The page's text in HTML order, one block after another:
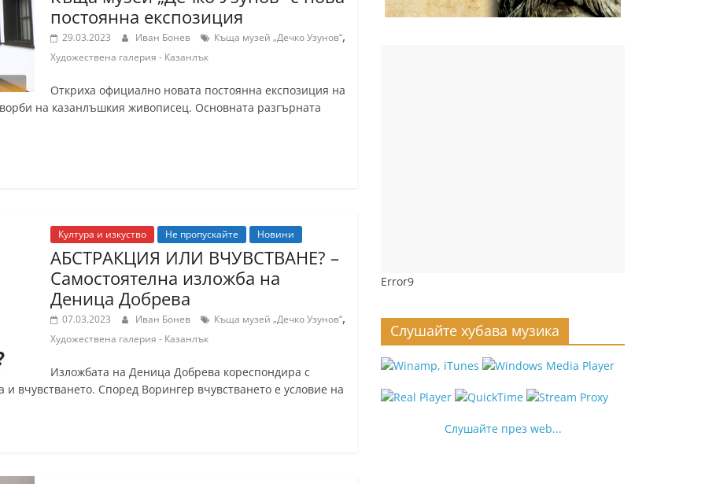
постоянна експозиция
29.03.2023 Иван Бонев Къща музей „Дечко Узунов“,
Художествена галерия - Казанлък
Откриха официално новата постоянна експозиция на
на казанлъшкия живописец. Основната разгърната
Култура и изкуство Не пропускайте Новини
АБСТРАКЦИЯ ИЛИ ВЧУВСТВАНЕ? –
Самостоятелна изложба на
Деница Добрева
07.03.2023 Иван Бонев Къща музей „Дечко Узунов“,
Художествена галерия - Казанлък
Изложбата на Деница Добрева кореспондира с
вчувстването. Според Ворингер вчувстването е условие на
Error9
Слушайте хубава музика
Слушайте през web...